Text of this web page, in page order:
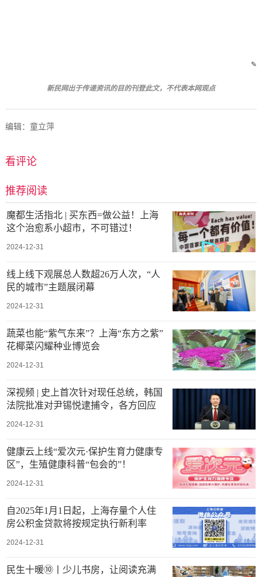
✎
新民网出于传递资讯的目的刊登此文，不代表本网观点
编辑：童立萍
看评论
推荐阅读
魔都生活指北 | 买东西=做公益！上海
这个治愈系小超市，不可错过！
2024-12-31
线上线下观展总人数超26万人次，“人
民的城市”主题展闭幕
2024-12-31
蔬菜也能“紫气东来”？上海“东方之紫”
花椰菜闪耀种业博览会
2024-12-31
深视频 | 史上首次针对现任总统，韩国
法院批准对尹锡悦逮捕令，各方回应
2024-12-31
健康云上线“爱次元·保护生育力健康专
区”，生殖健康科普“包会的”！
2024-12-31
自2025年1月1日起，上海存量个人住
房公积金贷款将按规定执行新利率
2024-12-31
民生十暖⑩丨少儿书房，让阅读充满